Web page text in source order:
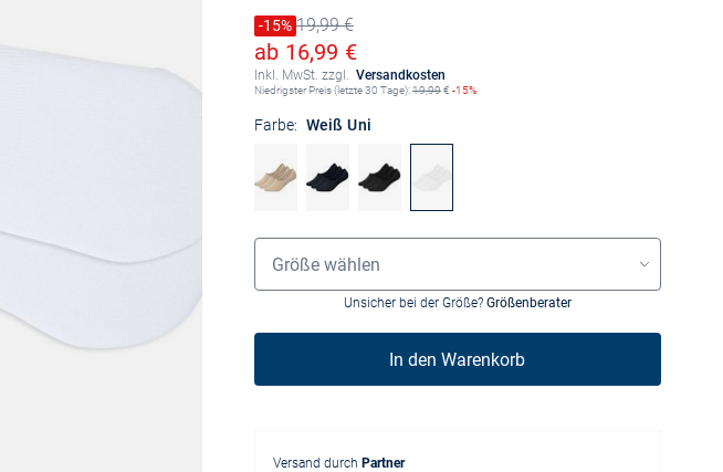
Preis reduziert um
-15%
Alter Preis19,99 €
Ermäßigter Preis
ab 16,99 €
Inkl. MwSt. zzgl. Versandkosten
Niedrigster Preis (letzte 30 Tage):19,99€ -15%
Farbe: Weiß Uni
Größenauswahl
Größe wählen
Unsicher bei der Größe? Größenberater
In den Warenkorb
Versand durch Partner